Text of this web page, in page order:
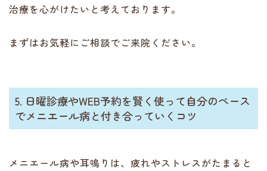
治療を心がけたいと考えております。
まずはお気軽にご相談でご来院ください。
5. 日曜診療やWEB予約を賢く使って自分のペース
でメニエール病と付き合っていくコツ
メニエール病や耳鳴りは、疲れやストレスがたまると